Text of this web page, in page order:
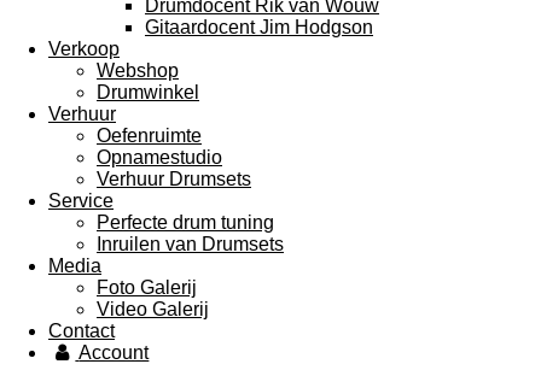
Drumdocent Rik van Wouw
Gitaardocent Jim Hodgson
Verkoop
Webshop
Drumwinkel
Verhuur
Oefenruimte
Opnamestudio
Verhuur Drumsets
Service
Perfecte drum tuning
Inruilen van Drumsets
Media
Foto Galerij
Video Galerij
Contact
Account